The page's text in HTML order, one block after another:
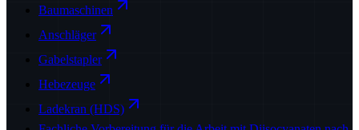
Baumaschinen
Anschläger
Gabelstapler
Hebezeuge
Ladekran (HDS)